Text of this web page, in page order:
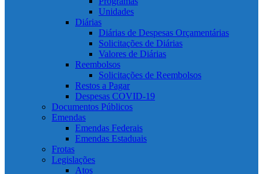
Unidades
Diárias
Diárias de Despesas Orçamentárias
Solicitações de Diárias
Valores de Diárias
Reembolsos
Solicitações de Reembolsos
Restos a Pagar
Despesas COVID-19
Documentos Públicos
Emendas
Emendas Federais
Emendas Estaduais
Frotas
Legislações
Atos